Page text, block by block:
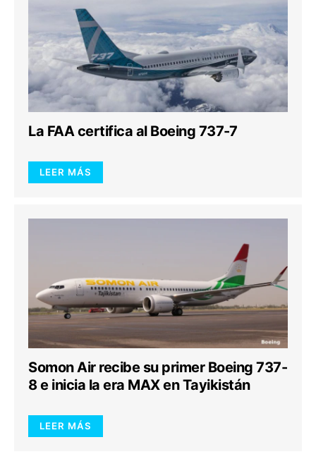
La FAA certifica al Boeing 737-7
LEER MÁS
Somon Air recibe su primer Boeing 737-
8 e inicia la era MAX en Tayikistán
LEER MÁS